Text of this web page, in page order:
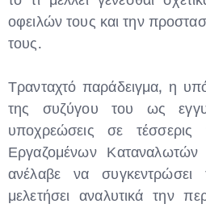
οφειλών τους και την
τους.
Τρανταχτό παράδειγμα, η
της συζύγου του ως
υποχρεώσεις σε
Εργαζομένων
ανέλαβε να
μελετήσει αναλυτικά την